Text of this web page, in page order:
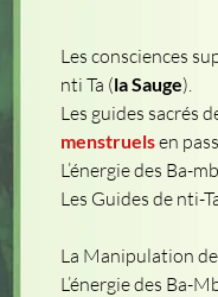
Les consciences
nti Ta (la Sauge).
Les guides sacrés
menstruels en
L’énergie des Ba-
Les Guides de nti-
La Manipulation
L’énergie des Ba-